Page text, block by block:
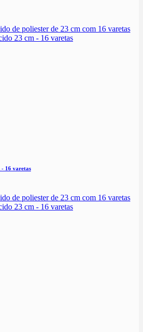
- 16 varetas